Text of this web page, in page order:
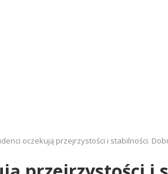
oczekują przejrzystości i stabilności.